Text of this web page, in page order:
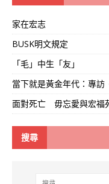
家在宏志
BUSK明文規定
「毛」中生「友」
當下就是黃金年代：專
面對死亡 毋忘愛與宏福
搜尋